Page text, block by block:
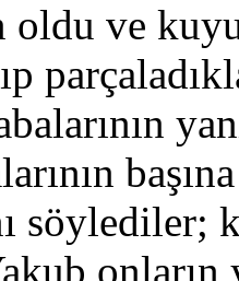
oldu ve
söylediler;
onların